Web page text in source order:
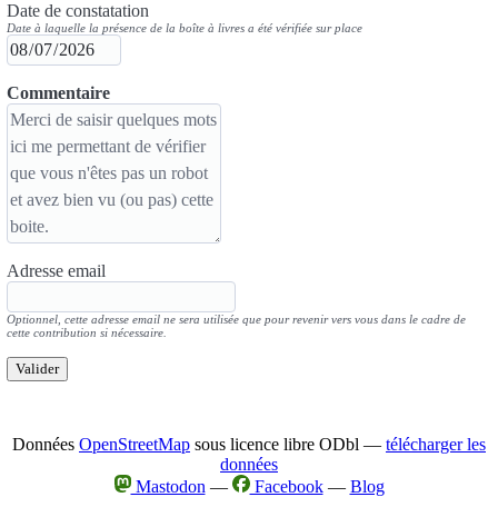
Date de constatation
Date à laquelle la présence de la boîte à livres a été vérifiée sur place
Commentaire
Adresse email
Optionnel, cette adresse email ne sera utilisée que pour revenir vers vous dans le cadre de
cette contribution si nécessaire.
Valider
Données OpenStreetMap sous licence libre ODbl — télécharger les
données
Mastodon — Facebook— Blog